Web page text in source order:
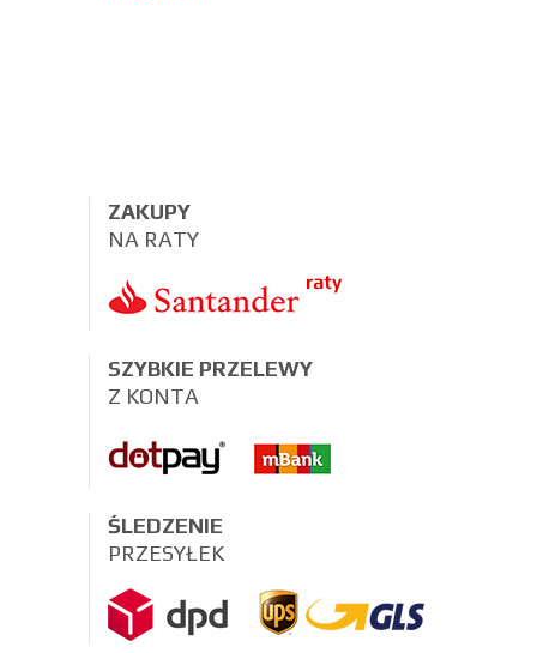
ZAKUPY
NA RATY
SZYBKIE PRZELEWY
Z KONTA
ŚLEDZENIE
PRZESYŁEK